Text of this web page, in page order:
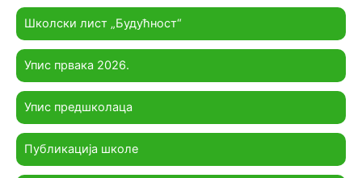
Школски лист „Будућност“
Упис првака 2026.
Упис предшколаца
Публикација школе